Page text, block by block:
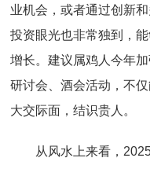
业机会，或者通过创新
投资眼光也非常独到，
增长。建议属鸡人今年
研讨会、酒会活动，不
大交际面，结识贵人。
从风水上来看，2025